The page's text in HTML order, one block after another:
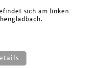
sich am linken